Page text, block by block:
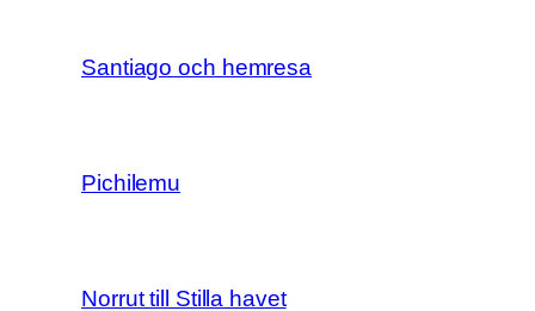
Santiago och hemresa
Pichilemu
Norrut till Stilla havet